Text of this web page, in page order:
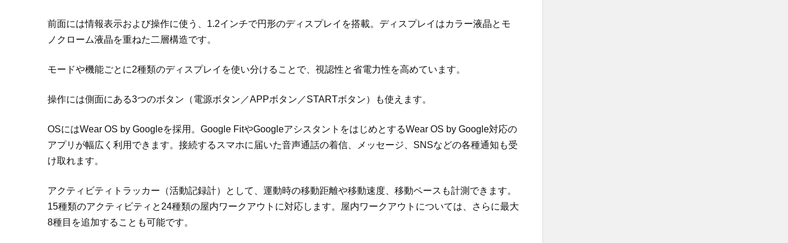
前面には情報表示および操作に使う、1.2インチで円形のディスプレイを搭載。ディスプレイはカラー液晶とモ
ノクローム液晶を重ねた二層構造です。
モードや機能ごとに2種類のディスプレイを使い分けることで、視認性と省電力性を高めています。
操作には側面にある3つのボタン（電源ボタン／APPボタン／STARTボタン）も使えます。
OSにはWear OS by Googleを採用。Google FitやGoogleアシスタントをはじめとするWear OS by Google対応の
アプリが幅広く利用できます。接続するスマホに届いた音声通話の着信、メッセージ、SNSなどの各種通知も受
け取れます。
アクティビティトラッカー（活動記録計）として、運動時の移動距離や移動速度、移動ペースも計測できます。
15種類のアクティビティと24種類の屋内ワークアウトに対応します。屋内ワークアウトについては、さらに最大
8種目を追加することも可能です。